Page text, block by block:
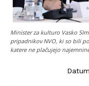
Minister za kulturo Vasko
pripadnikov NVO, ki so bili
katere ne plačujejo